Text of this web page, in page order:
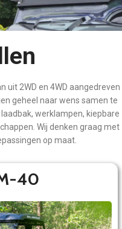
uit 2WD en 4WD aangedreven
geheel naar wens samen te
werklampen, kiepbare
Wij denken graag met
op maat.
40